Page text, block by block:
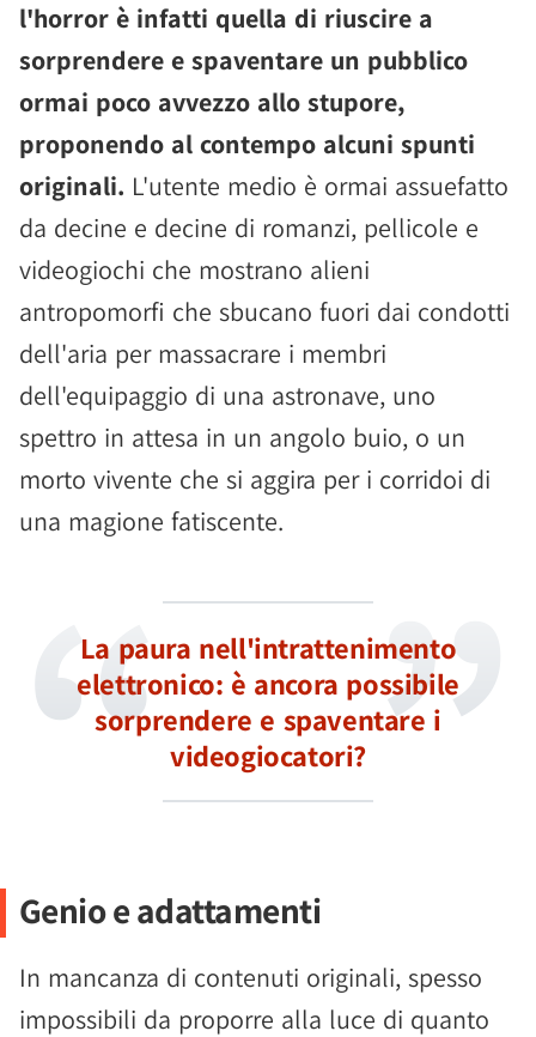
l'horror è infatti quella di riuscire a
sorprendere e spaventare un pubblico
ormai poco avvezzo allo stupore,
proponendo al contempo alcuni spunti
originali. L'utente medio è ormai assuefatto
da decine e decine di romanzi, pellicole e
videogiochi che mostrano alieni
antropomorfi che sbucano fuori dai condotti
dell'aria per massacrare i membri
dell'equipaggio di una astronave, uno
spettro in attesa in un angolo buio, o un
morto vivente che si aggira per i corridoi di
una magione fatiscente.
La paura nell'intrattenimento
elettronico: è ancora possibile
sorprendere e spaventare i
videogiocatori?
Genio e adattamenti
In mancanza di contenuti originali, spesso
impossibili da proporre alla luce di quanto